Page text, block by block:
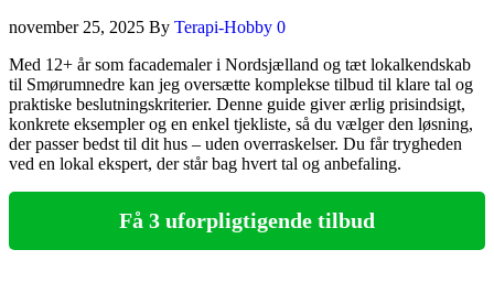
november 25, 2025 By Terapi-Hobby 0
Med 12+ år som facademaler i Nordsjælland og tæt lokalkendskab
til Smørumnedre kan jeg oversætte komplekse tilbud til klare tal og
praktiske beslutningskriterier. Denne guide giver ærlig prisindsigt,
konkrete eksempler og en enkel tjekliste, så du vælger den løsning,
der passer bedst til dit hus – uden overraskelser. Du får trygheden
ved en lokal ekspert, der står bag hvert tal og anbefaling.
Få 3 uforpligtigende tilbud